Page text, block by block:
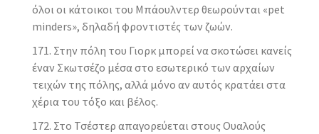
όλοι οι κάτοικοι του Μπάουλντερ θεωρούνται «pet
minders», δηλαδή φροντιστές των ζωών.
Στην πόλη του Γιορκ μπορεί να σκοτώσει κανείς
έναν Σκωτσέζο μέσα στο εσωτερικό των αρχαίων
τειχών της πόλης, αλλά μόνο αν αυτός κρατάει στα
χέρια του τόξο και βέλος.
Στο Τσέστερ απαγορεύεται στους Ουαλούς